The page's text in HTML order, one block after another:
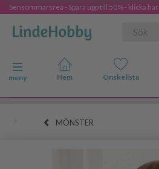
Sensommarsrea - Spara upp till 50% - klicka här
Ändra navigering
meny
MÖNSTER